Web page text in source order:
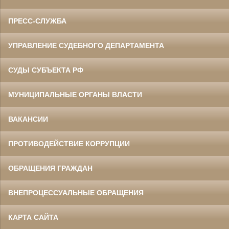
Ермоленко Фаина Семеновна
Труженица тыла в годы
Великой Отечественной войны
областного суда
ПРЕСС-СЛУЖБА
УПРАВЛЕНИЕ СУДЕБНОГО ДЕПАРТАМЕНТА
СУДЫ СУБЪЕКТА РФ
МУНИЦИПАЛЬНЫЕ ОРГАНЫ ВЛАСТИ
ВАКАНСИИ
ПРОТИВОДЕЙСТВИЕ КОРРУПЦИИ
ОБРАЩЕНИЯ ГРАЖДАН
ВНЕПРОЦЕССУАЛЬНЫЕ ОБРАЩЕНИЯ
КАРТА САЙТА